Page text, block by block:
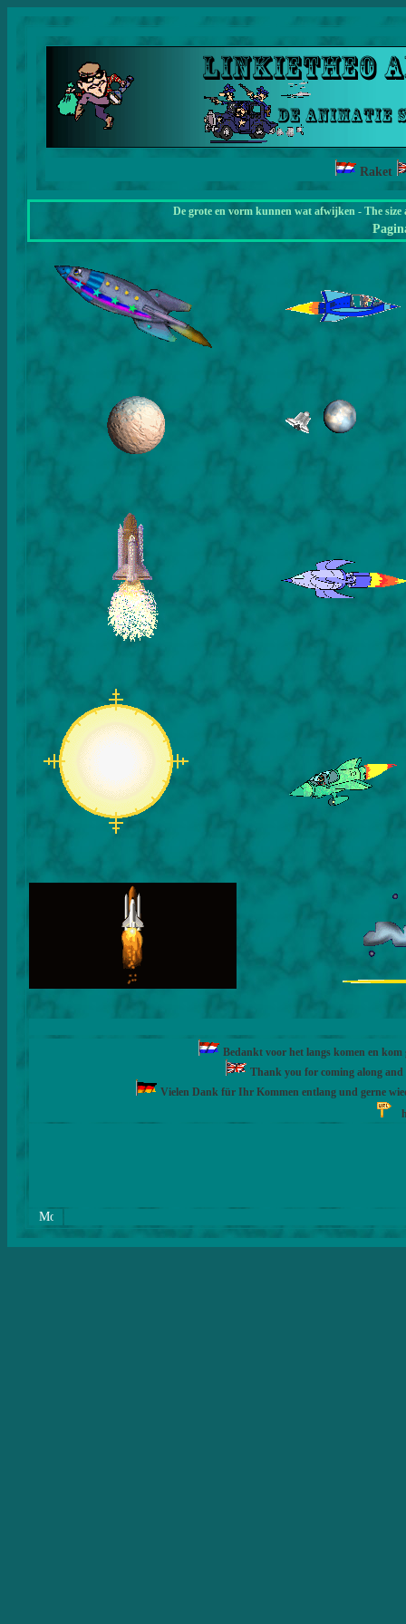
Raket
De grote en vorm kunnen wat afwijken - The
Bedankt voor het langs komen en
Thank you for coming along and
Vielen Dank für Ihr Kommen entlang und gerne